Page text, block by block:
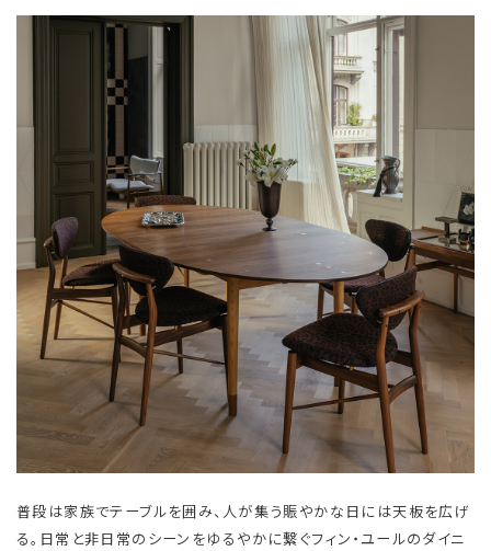
普段は家族でテーブルを囲み、人が集う賑やかな日には天板を広げ
る。日常と非日常のシーンをゆるやかに繋ぐフィン・ユールのダイニ